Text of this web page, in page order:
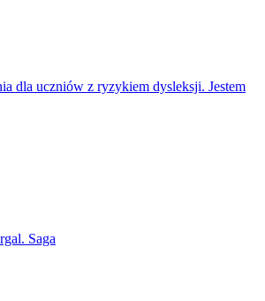
dla uczniów z ryzykiem dysleksji. Jestem
Saga